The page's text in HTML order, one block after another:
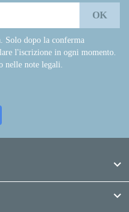
Solo dopo la conferma
l'iscrizione in ogni momento.
nelle note legali.

